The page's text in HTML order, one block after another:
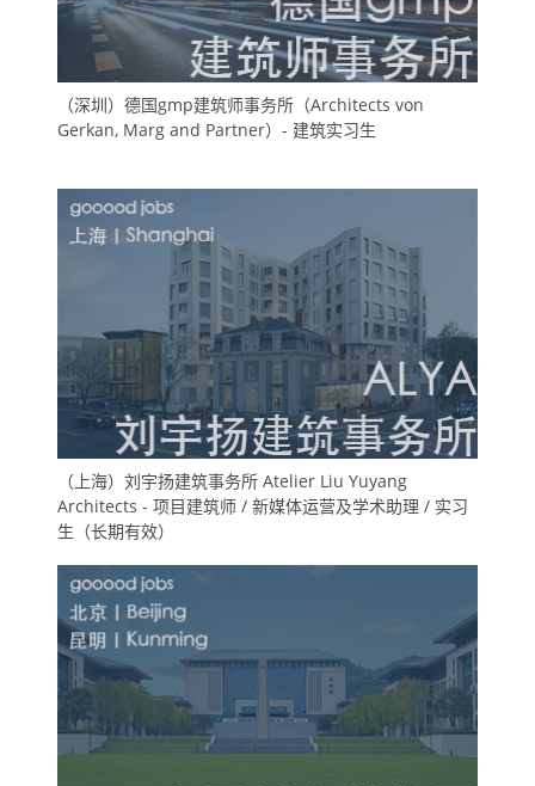
（深圳）德国gmp建筑师事务所（Architects von
Gerkan, Marg and Partner）- 建筑实习生
（上海）刘宇扬建筑事务所 Atelier Liu Yuyang
Architects - 项目建筑师 / 新媒体运营及学术助理 / 实习
生（长期有效）